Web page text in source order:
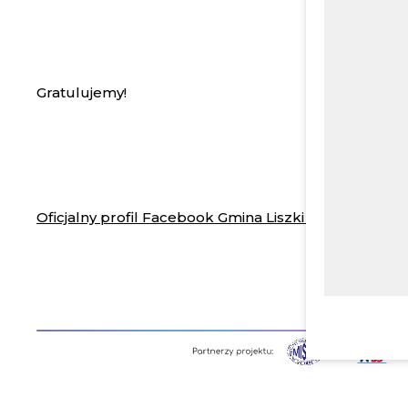
Gratulujemy!
Oficjalny profil Facebook Gmina Liszki - Urząd